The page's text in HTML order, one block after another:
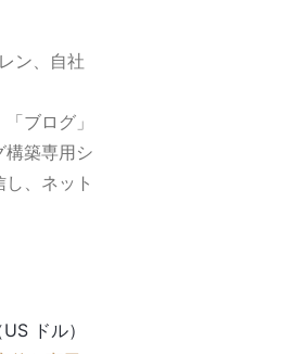
ン、自社
ブログ」
構築専用シ
、ネット
ドル）